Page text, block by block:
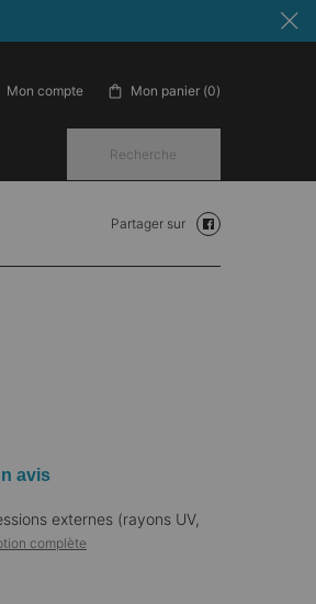
Mon compte Mon panier 0
0 produit in cart
Recherche
Partager sur Partager sur
avis
externes (rayons UV,
complète